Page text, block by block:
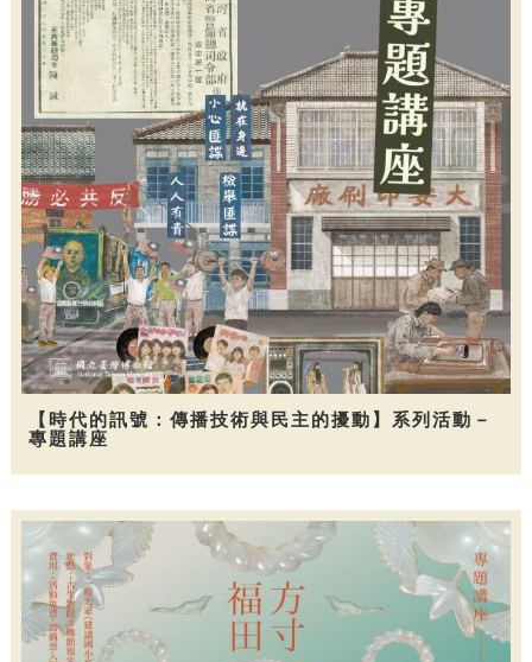
【時代的訊號：傳播技術與民主的擾動】系列活動－
專題講座